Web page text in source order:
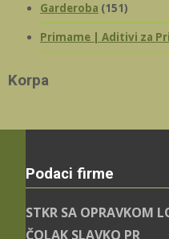
Garderoba (151)
Primame | Aditivi za
Korpa
Podaci firme
STKR SA OPRAVKOM
ČOLAK SLAVKO PR